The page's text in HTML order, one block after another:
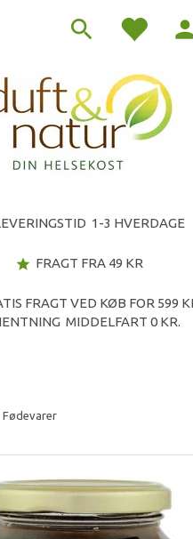
1-3 HVERDAGE
star FRAGT FRA 49 KR
FRAGT VED KØB FOR 599
MIDDELFART 0 KR.
Fødevarer